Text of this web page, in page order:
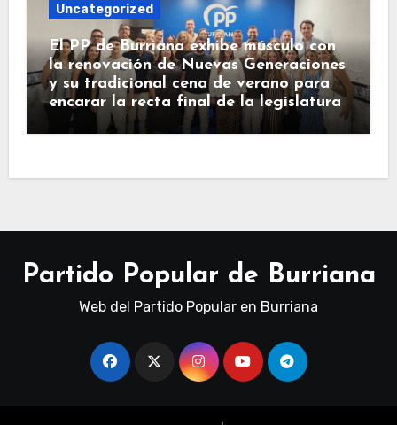
Uncategorized
El PP de Burriana exhibe músculo con
la renovación de Nuevas Generaciones
y su tradicional cena de verano para
encarar la recta final de la legislatura
Partido Popular de Burriana
Web del Partido Popular en Burriana